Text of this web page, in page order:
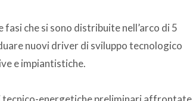
che si sono distribuite nell’arco di 5
nuovi driver di sviluppo tecnologico
e impiantistiche.